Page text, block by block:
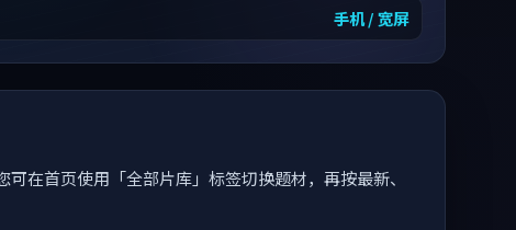
手机 / 宽屏
在首页使用「全部片库」标签切换题材，再按最新、